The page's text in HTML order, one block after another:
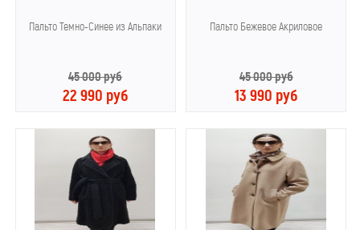
Пальто Темно-Синее из Альпаки
45 000 руб
22 990 руб
Пальто Бежевое Акриловое
45 000 руб
13 990 руб